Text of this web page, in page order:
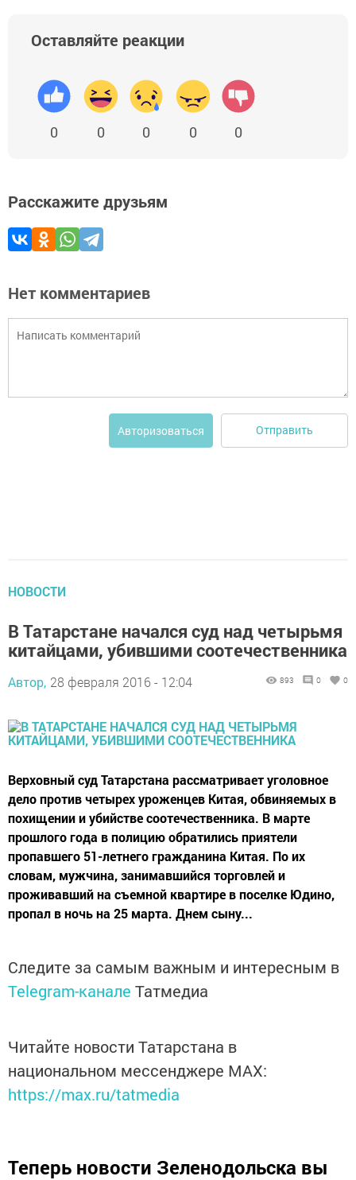
Оставляйте реакции
0 0 0 0 0
Расскажите друзьям
Нет комментариев
Авторизоваться Отправить
НОВОСТИ
В Татарстане начался суд над четырьмя
китайцами, убившими соотечественника
Автор, 28 февраля 2016 - 12:04 893 0 0
Верховный суд Татарстана рассматривает уголовное
дело против четырех уроженцев Китая, обвиняемых в
похищении и убийстве соотечественника. В марте
прошлого года в полицию обратились приятели
пропавшего 51-летнего гражданина Китая. По их
словам, мужчина, занимавшийся торговлей и
проживавший на съемной квартире в поселке Юдино,
пропал в ночь на 25 марта. Днем сыну...
Следите за самым важным и интересным в
Telegram-канале Татмедиа
Читайте новости Татарстана в
национальном мессенджере MАХ:
https://max.ru/tatmedia
Теперь новости Зеленодольска вы